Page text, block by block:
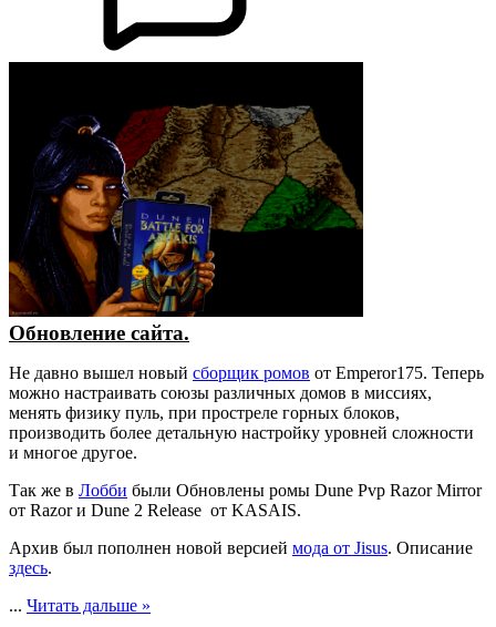
Обновление сайта.
Не давно вышел новый сборщик ромов от Emperor175. Теперь
можно настраивать союзы различных домов в миссиях,
менять физику пуль, при простреле горных блоков,
производить более детальную настройку уровней сложности
и многое другое.
Так же в Лобби были Обновлены ромы Dune Pvp Razor Mirror
от Razor и Dune 2 Release от KASAIS.
Архив был пополнен новой версией мода от Jisus. Описание
здесь.
... Читать дальше »